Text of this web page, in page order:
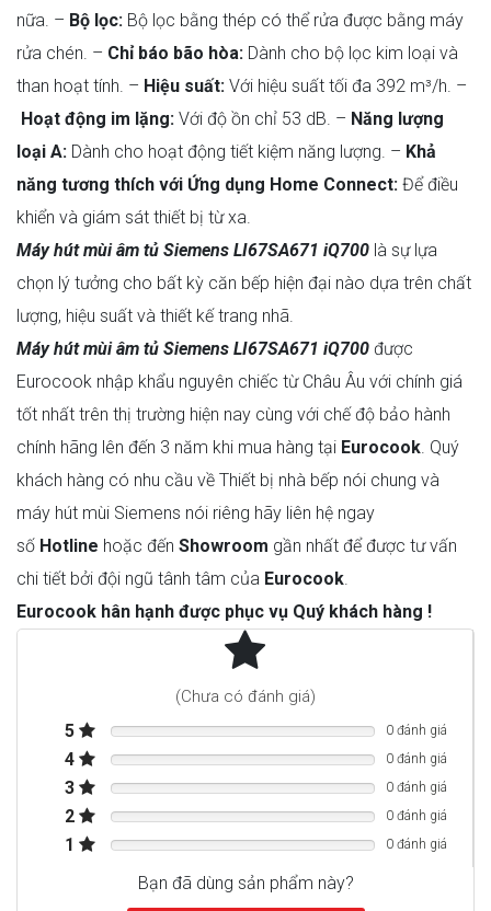
nữa. – Bộ lọc: Bộ lọc bằng thép có thể rửa được bằng máy
rửa chén. – Chỉ báo bão hòa: Dành cho bộ lọc kim loại và
than hoạt tính. – Hiệu suất: Với hiệu suất tối đa 392 m³/h. –
Hoạt động im lặng: Với độ ồn chỉ 53 dB. – Năng lượng
loại A: Dành cho hoạt động tiết kiệm năng lượng. – Khả
năng tương thích với Ứng dụng Home Connect: Để điều
khiển và giám sát thiết bị từ xa.
Máy hút mùi âm tủ Siemens LI67SA671 iQ700 là sự lựa
chọn lý tưởng cho bất kỳ căn bếp hiện đại nào dựa trên chất
lượng, hiệu suất và thiết kế trang nhã.
Máy hút mùi âm tủ Siemens LI67SA671 iQ700 được
Eurocook nhập khẩu nguyên chiếc từ Châu Âu với chính giá
tốt nhất trên thị trường hiện nay cùng với chế độ bảo hành
chính hãng lên đến 3 năm khi mua hàng tại Eurocook. Quý
khách hàng có nhu cầu về Thiết bị nhà bếp nói chung và
máy hút mùi Siemens nói riêng hãy liên hệ ngay
số Hotline hoặc đến Showroom gần nhất để được tư vấn
chi tiết bởi đội ngũ tânh tâm của Eurocook.
Eurocook hân hạnh được phục vụ Quý khách hàng !
Phân loại
Màu sắc
Thép không gỉ
Kiểu lắp đặt
Hút mùi âm tủ
Loại thông gió
Cửa thoát khí/tuần hoàn
(phụ kiện có sẵn riêng
TouchControl
(Chưa có đánh giá)
5 0 đánh giá
4 0 đánh giá
3 0 đánh giá
2 0 đánh giá
1 0 đánh giá
Bạn đã dùng sản phẩm này?